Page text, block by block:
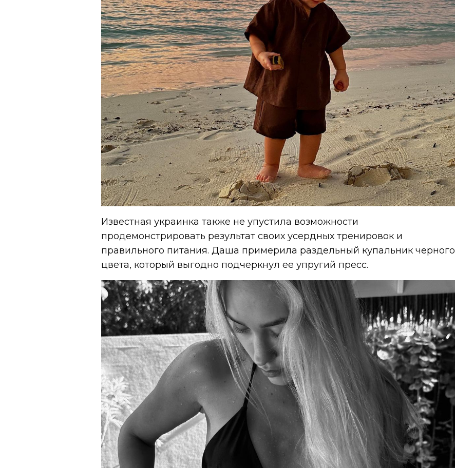
Известная украинка также не упустила возможности
продемонстрировать результат своих усердных тренировок и
правильного питания. Даша примерила раздельный купальник черного
цвета, который выгодно подчеркнул ее упругий пресс.